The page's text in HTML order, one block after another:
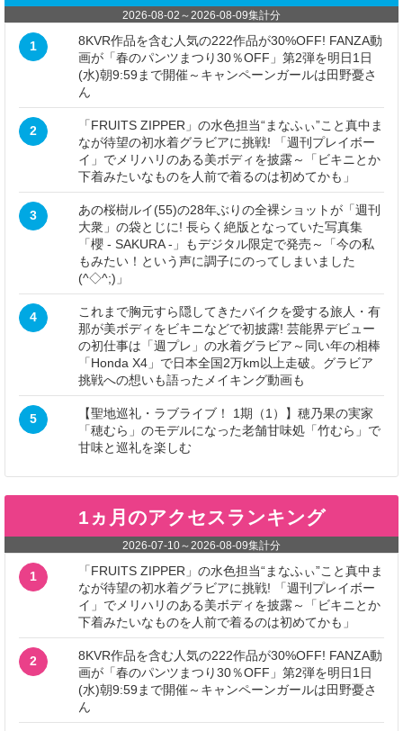
2026-08-02 ～ 2026-08-09集計分
1
8KVR作品を含む人気の222作品が30%OFF! FANZA動
画が「春のパンツまつり30％OFF」第2弾を明日1日
(水)朝9:59まで開催～キャンペーンガールは田野憂さ
ん
2
「FRUITS ZIPPER」の水色担当“まなふぃ”こと真中ま
なが待望の初水着グラビアに挑戦! 「週刊プレイボー
イ」でメリハリのある美ボディを披露～「ビキニとか
下着みたいなものを人前で着るのは初めてかも」
3
あの桜樹ルイ(55)の28年ぶりの全裸ショットが「週刊
大衆」の袋とじに! 長らく絶版となっていた写真集
「櫻 - SAKURA -」もデジタル限定で発売～「今の私
もみたい！という声に調子にのってしまいました
(^◇^;)」
4
これまで胸元すら隠してきたバイクを愛する旅人・有
那が美ボディをビキニなどで初披露! 芸能界デビュー
の初仕事は「週プレ」の水着グラビア～同い年の相棒
「Honda X4」で日本全国2万km以上走破。グラビア
挑戦への想いも語ったメイキング動画も
5
【聖地巡礼・ラブライブ！ 1期（1）】穂乃果の実家
「穂むら」のモデルになった老舗甘味処「竹むら」で
甘味と巡礼を楽しむ
1ヵ月のアクセスランキング
2026-07-10～ 2026-08-09集計分
1
「FRUITS ZIPPER」の水色担当“まなふぃ”こと真中ま
なが待望の初水着グラビアに挑戦! 「週刊プレイボー
イ」でメリハリのある美ボディを披露～「ビキニとか
下着みたいなものを人前で着るのは初めてかも」
2
8KVR作品を含む人気の222作品が30%OFF! FANZA動
画が「春のパンツまつり30％OFF」第2弾を明日1日
(水)朝9:59まで開催～キャンペーンガールは田野憂さ
ん